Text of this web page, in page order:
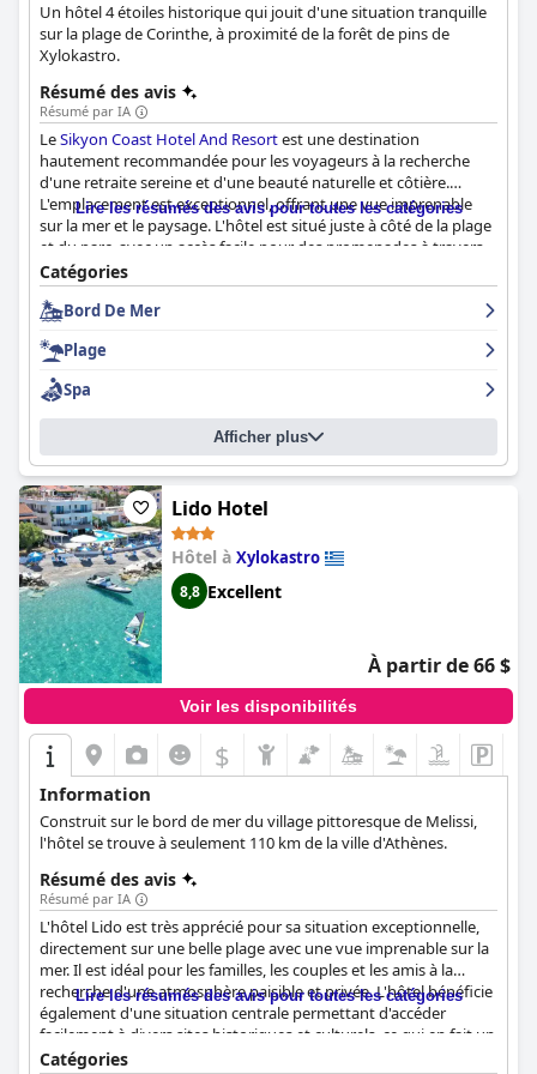
Un hôtel 4 étoiles historique qui jouit d'une situation tranquille
sur la plage de Corinthe, à proximité de la forêt de pins de
Xylokastro.
Résumé des avis
Résumé par IA
LeSikyon Coast Hotel And Resortest une destination
hautement recommandée pour les voyageurs à la recherche
d'une retraite sereine et d'une beauté naturelle et côtière.
L'emplacement est exceptionnel, offrant une vue imprenable
sur la mer et le paysage. L'hôtel est situé juste à côté de la plage
et du parc, avec un accès facile pour des promenades à travers
la forêt voisine. Le petit déjeuner est fantastique, avec des plats
et des boissons variés, servis par un personnel poli et amical. Les
chambres sont excellentes, spacieuses et confortables et offrent
propreté et l'hygiène, afin que les clients se sentent en sécurité
et à l'aise pendant leur séjour. Le personnel est excellent, amical,
poli et serviable, créant une atmosphère calme. La plage privée
est magnifique, bien entretenue et située à quelques pas des
chambres. Dans l'ensemble, leSikyon Coast Hotel And Resort
est un environnement parfait pour un séjour relaxant et les
clients le recommandent vivement.
Lire les résumés des avis pour toutes les catégories
Catégories
Bord De Mer
Plage
Spa
Afficher plus
Lido Hotel
Hôtel à Xylokastro
8,8 Excellent
À partir de 66 $
Voir les disponibilités
$
Information
Construit sur le bord de mer du village pittoresque de Melissi,
l'hôtel se trouve à seulement 110 km de la ville d'Athènes.
Résumé des avis
Résumé par IA
L'hôtel Lido est très apprécié pour sa situation exceptionnelle,
directement sur une belle plage avec une vue imprenable sur la
mer. Il est idéal pour les familles, les couples et les amis à la
recherche d'une atmosphère paisible et privée. L'hôtel bénéficie
également d'une situation centrale permettant d'accéder
facilement à divers sites historiques et culturels, ce qui en fait un
lieu idéal pour explorer la région du Péloponnèse. Les clients ne
Lire les résumés des avis pour toutes les catégories
Catégories